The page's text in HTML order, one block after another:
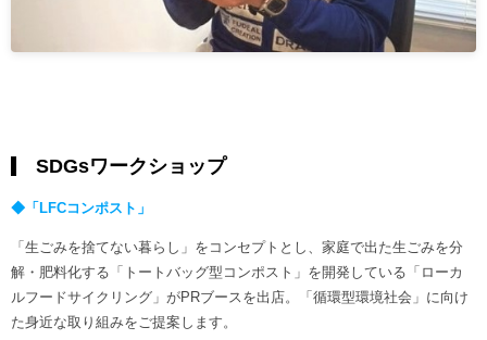
SDGsワークショップ
◆「LFCコンポスト」
「生ごみを捨てない暮らし」をコンセプトとし、家庭で出た生ごみを分
解・肥料化する「トートバッグ型コンポスト」を開発している「ローカ
ルフードサイクリング」がPRブースを出店。「循環型環境社会」に向け
た身近な取り組みをご提案します。